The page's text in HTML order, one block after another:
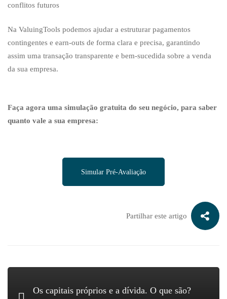
conflitos futuros
Na ValuingTools podemos ajudar a estruturar pagamentos
contingentes e earn-outs de forma clara e precisa, garantindo
assim uma transação transparente e bem-sucedida sobre a venda
da sua empresa.
Faça agora uma simulação gratuita do seu negócio, para saber
quanto vale a sua empresa:
Simular Pré-Avaliação
Partilhar este artigo
Os capitais próprios e a dívida. O que são?